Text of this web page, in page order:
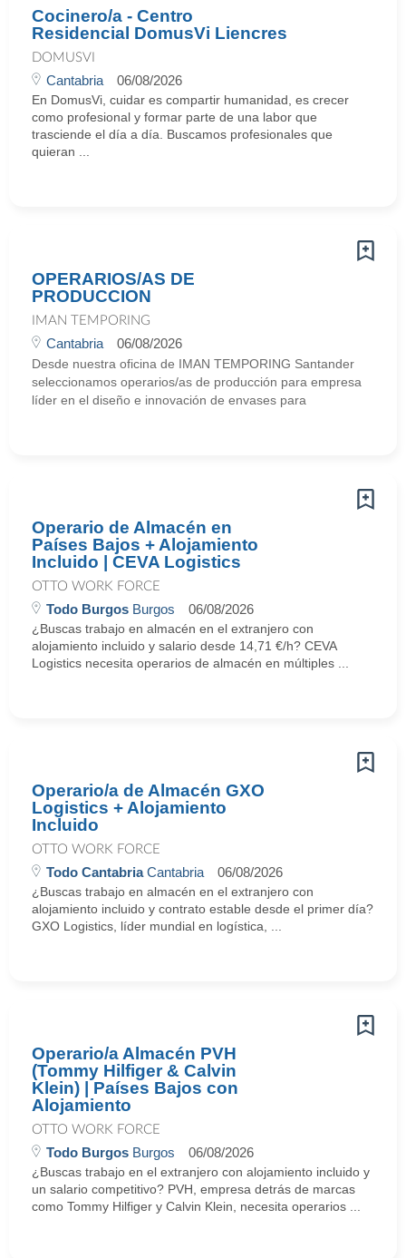
Cocinero/a - Centro
Residencial DomusVi Liencres
DOMUSVI
Cantabria 06/08/2026
En DomusVi, cuidar es compartir humanidad, es crecer
como profesional y formar parte de una labor que
trasciende el día a día. Buscamos profesionales que
quieran ...
OPERARIOS/AS DE
PRODUCCION
IMAN TEMPORING
Cantabria 06/08/2026
Desde nuestra oficina de IMAN TEMPORING Santander
seleccionamos operarios/as de producción para empresa
líder en el diseño e innovación de envases para
Operario de Almacén en
Países Bajos + Alojamiento
Incluido | CEVA Logistics
OTTO WORK FORCE
Todo Burgos Burgos 06/08/2026
¿Buscas trabajo en almacén en el extranjero con
alojamiento incluido y salario desde 14,71 €/h? CEVA
Logistics necesita operarios de almacén en múltiples ...
Operario/a de Almacén GXO
Logistics + Alojamiento
Incluido
OTTO WORK FORCE
Todo CantabriaCantabria 06/08/2026
¿Buscas trabajo en almacén en el extranjero con
alojamiento incluido y contrato estable desde el primer día?
GXO Logistics, líder mundial en logística, ...
Operario/a Almacén PVH
(Tommy Hilfiger & Calvin
Klein) | Países Bajos con
Alojamiento
OTTO WORK FORCE
Todo Burgos Burgos 06/08/2026
¿Buscas trabajo en el extranjero con alojamiento incluido y
un salario competitivo? PVH, empresa detrás de marcas
como Tommy Hilfiger y Calvin Klein, necesita operarios ...